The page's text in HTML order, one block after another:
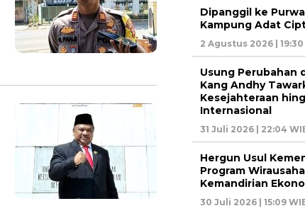
Dipanggil ke
Kampung Adat
2 Agustus 2026 |
Usung Perubahan
Kang Andhy
Kesejahteraan
Internasional
31 Juli 2026 | 22:04
Hergun Usul
Program
Kemandirian
30 Juli 2026 | 15:09